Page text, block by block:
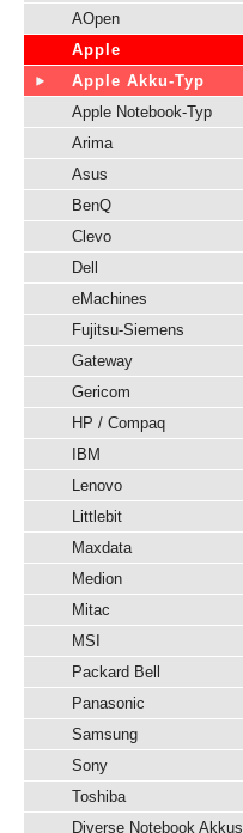
AOpen
Apple
Apple Akku-Typ
Apple Notebook-Typ
Arima
Asus
BenQ
Clevo
Dell
eMachines
Fujitsu-Siemens
Gateway
Gericom
HP / Compaq
IBM
Lenovo
Littlebit
Maxdata
Medion
Mitac
MSI
Packard Bell
Panasonic
Samsung
Sony
Toshiba
Diverse Notebook Akkus